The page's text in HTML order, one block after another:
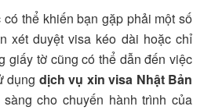
thể khiến bạn gặp phải một số
xét duyệt visa kéo dài hoặc chỉ
giấy tờ cũng có thể dẫn đến việc
dụng dịch vụ xin visa Nhật Bản
cho chuyến hành trình của